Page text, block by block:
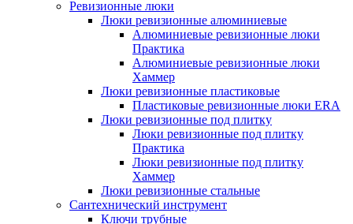
Ревизионные люки
Люки ревизионные алюминиевые
Алюминиевые ревизионные люки
Практика
Алюминиевые ревизионные люки
Хаммер
Люки ревизионные пластиковые
Пластиковые ревизионные люки ERA
Люки ревизионные под плитку
Люки ревизионные под плитку
Практика
Люки ревизионные под плитку
Хаммер
Люки ревизионные стальные
Сантехнический инструмент
Ключи трубные